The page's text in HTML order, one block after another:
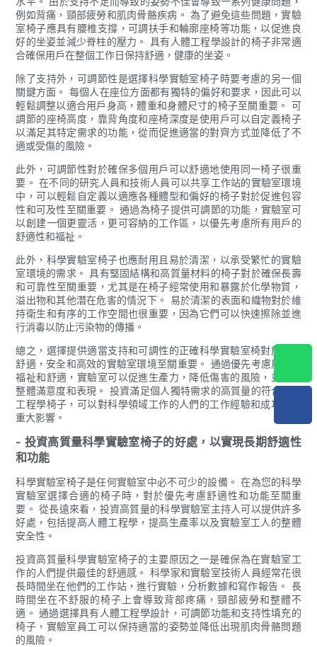
例如背痛，頸部疲勞和肌肉骨骼疾病。 為了避免這些問題，實驗
室椅子應具有腰椎支撐，可調扶手和輪廓座椅等功能，以促進良
好的坐姿並減少脊柱的壓力。 具有人體工程學設計的椅子非常適
合確保用戶在整個工作日保持舒適，健康的坐姿。
除了支持外，可調節性是選擇科學實驗室椅子時要考慮的另一個
關鍵方面。 每個人在座位方面都有獨特的偏好和要求，因此可以
輕鬆調整以適合用戶身高，體重和身體尺寸的椅子至關重要。 可
調節的座椅高度，靠背角度和座椅深度是使用戶可以自定義椅子
以滿足其特定需求的功能，從而促進適當的對齊方式並降低了不
適或受傷的風險。
此外，可調節性對於確保多個用戶可以舒適地使用同一椅子很重
要。 在不同的研究人員和技術人員可以共享工作站的實驗室環境
中，可以輕鬆自定義以適應各種體型和偏好的椅子對於促進包容
性和可及性至關重要。 通過為椅子提供可調節的功能，實驗室可
以創建一個更靈活，更可容納的工作區，以優先考慮所有用戶的
舒適性和福祉。
此外，科學實驗室椅子也應耐用且易於清潔，以承受繁忙的實驗
室環境的需求。 具有堅固結構和高質量材料的椅子對於確保長壽
和可靠性至關重要，尤其是在椅子經常使用和暴露於化學物質，
溢出物和其他潛在危害的情況下。 易於清潔的表面和織物對於維
持衛生和有序的工作空間也很重要，因為它們可以快速擦除並進
行消毒以防止污染物的傳播。
總之，選擇提供適當支持和可調性的正確科學實驗室椅對於創造
舒適，安全和高效的實驗室環境至關重要。 通過優先考慮用戶的
福祉和舒適，實驗室可以促進生產力，降低傷害的風險，並提高
整體滿意度和表現。 投資滿足個人獨特需求的高質量的符合人體
工程學椅子，可以對科學領域工作的人們的工作經驗和成功產生
重大影響。
- 投資高質量科學實驗室椅子的好處，以實現長期舒適性
和功能
科學實驗室椅子是任何實驗室中必不可少的設備。 在為您的科學
實驗室選擇合適的椅子時，對於優先考慮舒適性和功能至關重
要。 從長遠來看，投資高質量的科學實驗室主持人可以提供許多
好處，包括提高人體工程學，提高生產率以及實驗室工人的整體
安全性。
投資高質量科學實驗室椅子的主要原因之一是確保為在實驗室工
作的人們提供最佳的舒適感。 科學家和實驗室技術人員經常花很
長時間坐在他們的工作站，進行實驗，分析數據和寫作報告。 長
時間坐在不舒服的椅子上會導致背部疼痛，頸部疲勞和整體不
適。 通過選擇具有人體工程學設計，可調節功能和支持性填充的
椅子，實驗室員工可以保持適當的姿勢並降低出現肌肉骨骼問題
的風險。